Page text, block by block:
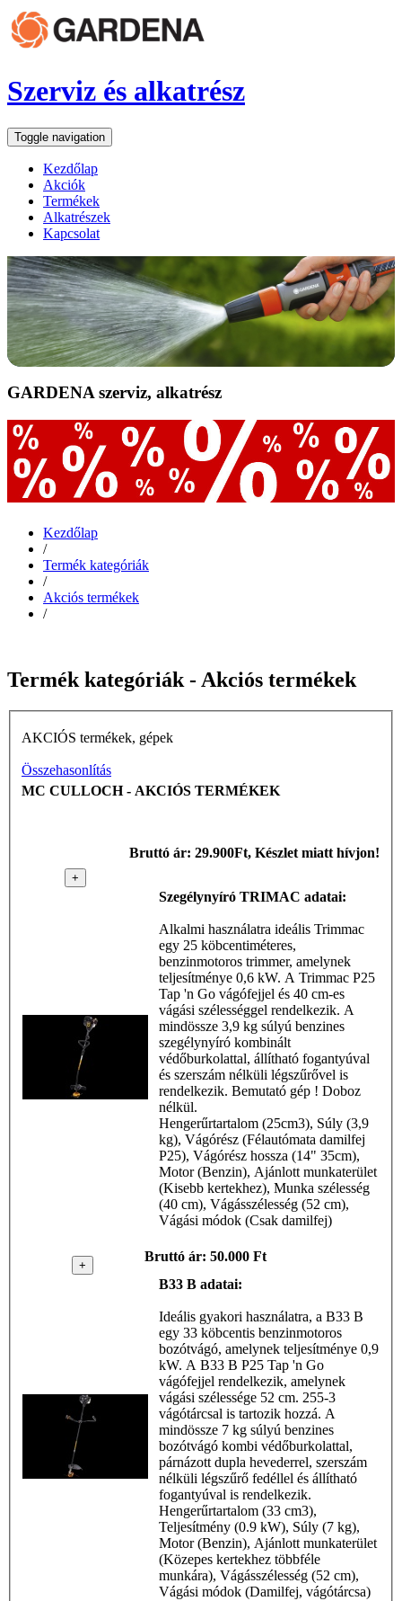
Szerviz és alkatrész
Toggle navigation
Kezdőlap
Akciók
Termékek
Alkatrészek
Kapcsolat
GARDENA szerviz, alkatrész
Kezdőlap
/
Termék kategóriák
/
Akciós termékek
/
Termék kategóriák - Akciós termékek
AKCIÓS termékek, gépek
Összehasonlítás
MC CULLOCH - AKCIÓS TERMÉKEK
+
Bruttó ár: 29.900Ft, Készlet miatt hívjon!
Szegélynyíró TRIMAC adatai:
Alkalmi használatra ideális Trimmac
egy 25 köbcentiméteres,
benzinmotoros trimmer, amelynek
teljesítménye 0,6 kW. A Trimmac P25
Tap 'n Go vágófejjel és 40 cm-es
vágási szélességgel rendelkezik. A
mindössze 3,9 kg súlyú benzines
szegélynyíró kombinált
védőburkolattal, állítható fogantyúval
és szerszám nélküli légszűrővel is
rendelkezik. Bemutató gép ! Doboz
nélkül.
Hengerűrtartalom (25cm3), Súly (3,9
kg), Vágórész (Félautómata damilfej
P25), Vágórész hossza (14" 35cm),
Motor (Benzin), Ajánlott munkaterület
(Kisebb kertekhez), Munka szélesség
(40 cm), Vágásszélesség (52 cm),
Vágási módok (Csak damilfej)
+
Bruttó ár: 50.000 Ft
B33 B adatai:
Ideális gyakori használatra, a B33 B
egy 33 köbcentis benzinmotoros
bozótvágó, amelynek teljesítménye 0,9
kW. A B33 B P25 Tap 'n Go
vágófejjel rendelkezik, amelynek
vágási szélessége 52 cm. 255-3
vágótárcsal is tartozik hozzá. A
mindössze 7 kg súlyú benzines
bozótvágó kombi védőburkolattal,
párnázott dupla hevederrel, szerszám
nélküli légszűrő fedéllel és állítható
fogantyúval is rendelkezik.
Hengerűrtartalom (33 cm3),
Teljesítmény (0.9 kW), Súly (7 kg),
Motor (Benzin), Ajánlott munkaterület
(Közepes kertekhez többféle
munkára), Vágásszélesség (52 cm),
Vágási módok (Damilfej, vágótárcsa)